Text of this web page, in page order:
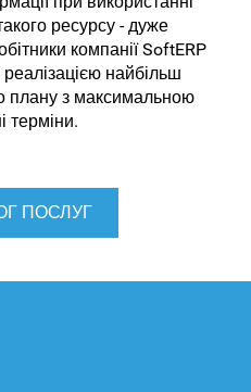
ресурсу - дуже
компанії SoftERP
найбільш
плану з максимальною
терміни.
ПОСЛУГ